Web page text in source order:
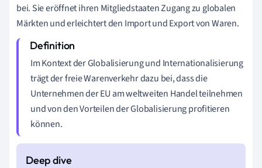
bei. Sie eröffnet ihren Mitgliedstaaten Zugang zu globalen
Märkten und erleichtert den Import und Export von Waren.
Im Kontext der Globalisierung und Internationalisierung
trägt der freie Warenverkehr dazu bei, dass die
Unternehmen der EU am weltweiten Handel teilnehmen
und von den Vorteilen der Globalisierung profitieren
können.